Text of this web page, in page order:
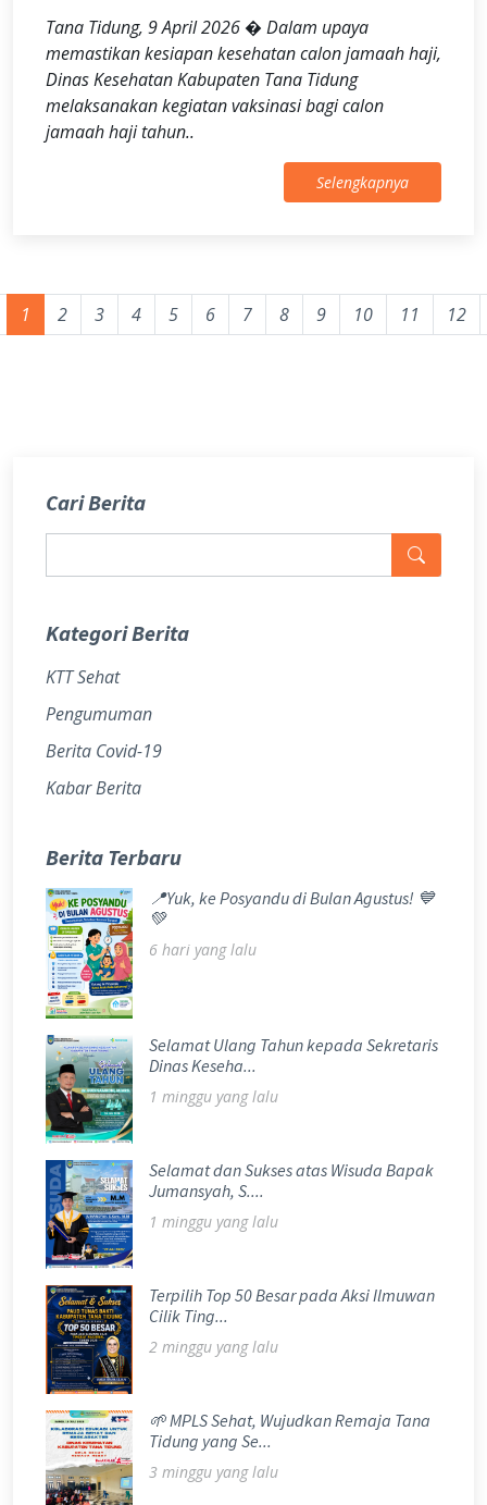
Tana Tidung, 9 April 2026 � Dalam upaya
memastikan kesiapan kesehatan calon jamaah haji,
Dinas Kesehatan Kabupaten Tana Tidung
melaksanakan kegiatan vaksinasi bagi calon
jamaah haji tahun..
Selengkapnya
1 2 3 4 5 6 7 8 9 10 11 12
Cari Berita
Kategori Berita
KTT Sehat
Pengumuman
Berita Covid-19
Kabar Berita
Berita Terbaru
📍Yuk, ke Posyandu di Bulan Agustus! 💙
💚
6 hari yang lalu
Selamat Ulang Tahun kepada Sekretaris
Dinas Keseha...
1 minggu yang lalu
Selamat dan Sukses atas Wisuda Bapak
Jumansyah, S....
1 minggu yang lalu
Terpilih Top 50 Besar pada Aksi Ilmuwan
Cilik Ting...
2 minggu yang lalu
🌱 MPLS Sehat, Wujudkan Remaja Tana
Tidung yang Se...
3 minggu yang lalu